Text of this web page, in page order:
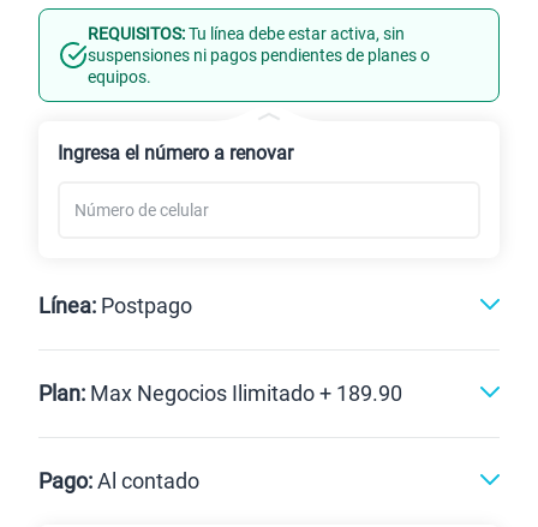
Línea Nueva Portabilidad
REQUISITOS:Tu línea debe estar activa, sin
suspensiones ni pagos pendientes de planes o
equipos.
Ingresa el número a renovar
Línea: Postpago
Postpago
Plan: Max Negocios Ilimitado + 189.90
Pago:Al contado